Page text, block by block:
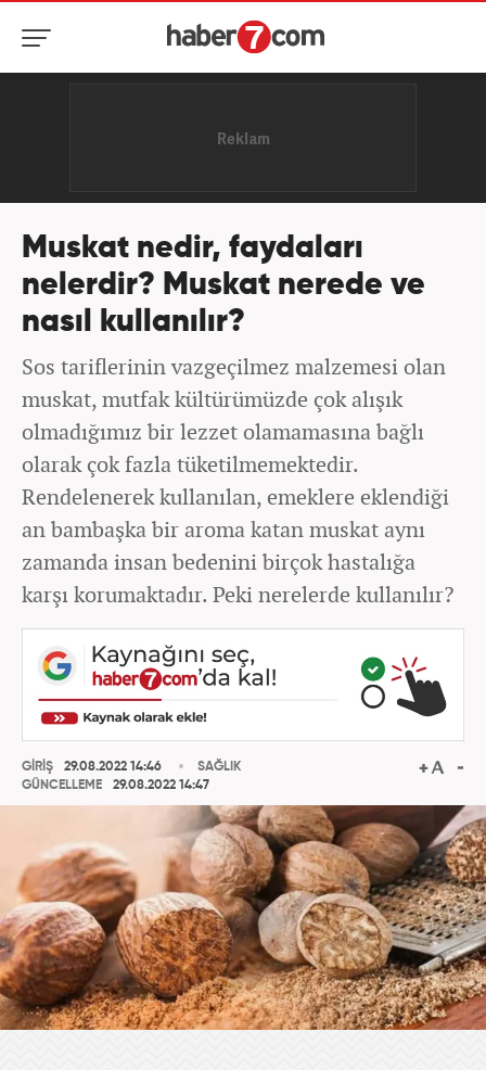
Muskat nedir, faydaları
nelerdir? Muskat nerede ve
nasıl kullanılır?
Sos tariflerinin vazgeçilmez malzemesi olan
muskat, mutfak kültürümüzde çok alışık
olmadığımız bir lezzet olamamasına bağlı
olarak çok fazla tüketilmemektedir.
Rendelenerek kullanılan, emeklere eklendiği
an bambaşka bir aroma katan muskat aynı
zamanda insan bedenini birçok hastalığa
karşı korumaktadır. Peki nerelerde kullanılır?
GİRİŞ
29.08.2022 14:46
GÜNCELLEME
29.08.2022 14:47
SAĞLIK